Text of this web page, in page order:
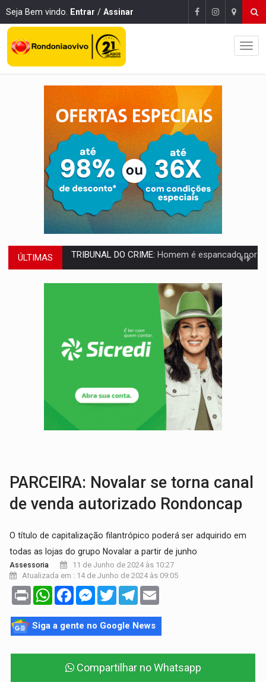
Seja Bem vindo. Entrar / Assinar
ÚLTIMAS VÍDEO:Perseguição é registrada no shopping após colombiana furtar
LUDOPATIA:Apostas online começam a afetar produtividade e rotina
Plantar árvores não será mais suficiente para
OVNIS NA LUA:Cientistas alertam para possível base secreta no satélite
ACABOU COM PEUGEOT:Incêndio destrói carro que era rebocado para oficina
Ladrão é filmado furtando moto na frente do bar
BOLSAS DE PESQUISA: Iniciativa Amazônia+10 lança chamada para fortalecer
MATERIAL: Brasil tem grandes reservas de urânio, mas produz pouco e
PARCEIRA: Novalar se torna canal
de venda autorizado Rondoncap
O título de capitalização filantrópico poderá ser adquirido em
todas as lojas do grupo Novalar a partir de junho
Assessoria
11 de Junho de 2024 às 10:27
Atualizada em : 14 de Junho de 2024 às 09:05
Print WhatsAppFacebookMessenger
TwitterTelegram
Siga a gente no Google News
Compartilhar no Whatsapp